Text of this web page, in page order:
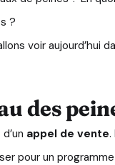
?
voir aujourd’hui
des
appel de vente.
pour un